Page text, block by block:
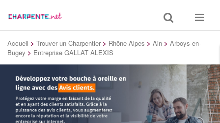
Toggle
search
Toggle
Accueil > Trouver un Charpentier > Rhône-Alpes > Ain > Arboys-en-
Bugey > Entreprise GALLAT ALEXIS